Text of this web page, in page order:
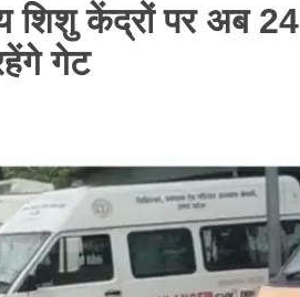
शिशु केंद्रों पर अब 24
गेट